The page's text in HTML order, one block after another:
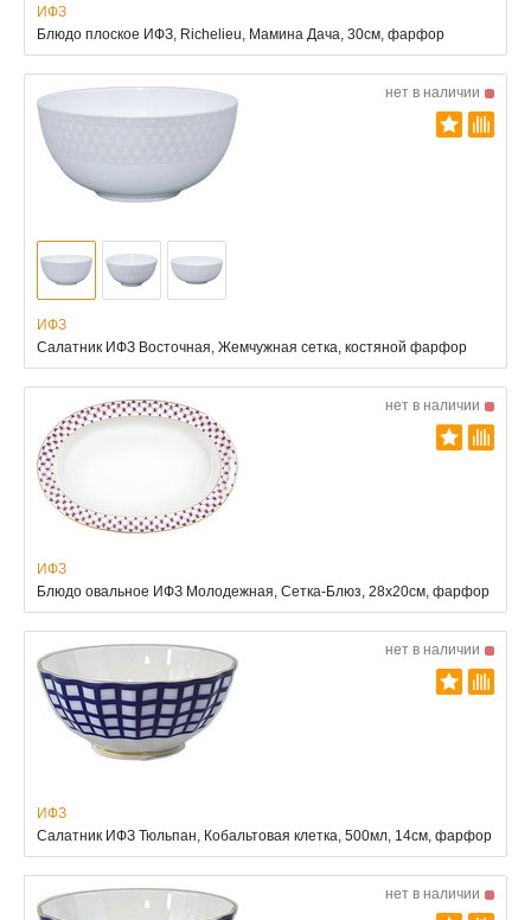
ИФЗ
Блюдо плоское ИФЗ, Richelieu, Мамина Дача, 30см, фарфор
нет в наличии
ИФЗ
Салатник ИФЗ Восточная, Жемчужная сетка, костяной фарфор
нет в наличии
ИФЗ
Блюдо овальное ИФЗ Молодежная, Сетка-Блюз, 28х20см, фарфор
нет в наличии
ИФЗ
Салатник ИФЗ Тюльпан, Кобальтовая клетка, 500мл, 14см, фарфор
нет в наличии